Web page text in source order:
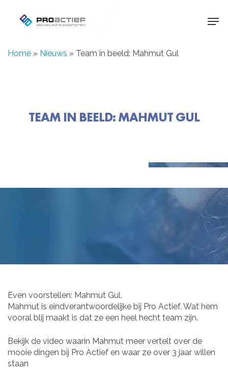
content
Home » Nieuws » Team in beeld: Mahmut Gul
TEAM IN BEELD: MAHMUT GUL
Even voorstellen: Mahmut Gul.
Mahmut is eindverantwoordelijke bij Pro Actief. Wat hem
vooral blij maakt is dat ze een heel hecht team zijn.
Bekijk de video waarin Mahmut meer vertelt over de
mooie dingen bij Pro Actief en waar ze over 3 jaar willen
staan